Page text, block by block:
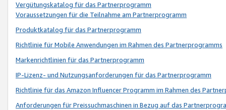
Vergütungskatalog für das Partnerprogramm
Voraussetzungen für die Teilnahme am Partnerprogramm
Produktkatalog für das Partnerprogramm
Richtlinie für Mobile Anwendungen im Rahmen des Partnerprogramms
Markenrichtlinien für das Partnerprogramm
IP-Lizenz- und Nutzungsanforderungen für das Partnerprogramm
Richtlinie für das Amazon Influencer Programm im Rahmen des
Anforderungen für Preissuchmaschinen in Bezug auf das